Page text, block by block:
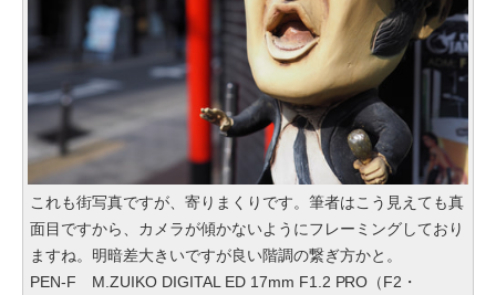
これも街写真ですが、寄りまくりです。筆者はこう見えても真
面目ですから、カメラが傾かないようにフレーミングしており
ますね。明暗差大きいですが良い階調の繋ぎ方かと。
PEN-F M.ZUIKO DIGITAL ED 17mm F1.2 PRO（F2・